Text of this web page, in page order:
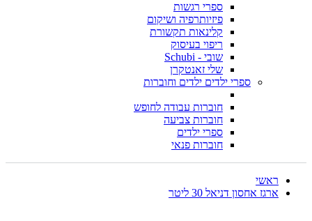
ספרי רגשות
פיזיותרפיה ושיקום
קלינאות תקשורת
ריפוי בעיסוק
שובי - Schubi
שלי זאנטקרן
ספרי ילדים ילדים וחוברות
חוברות עבודה לחופש
חוברות צביעה
ספרי ילדים
חוברות פנאי
ראשי
ארגז אחסון דניאל 30 ליטר